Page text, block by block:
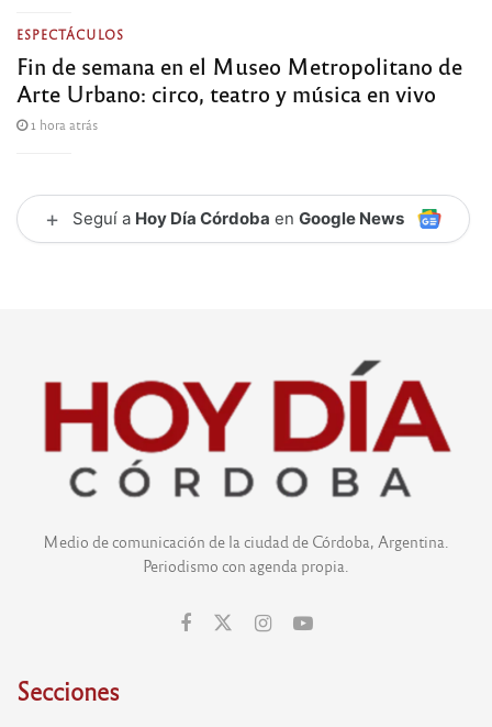
ESPECTÁCULOS
Fin de semana en el Museo Metropolitano de
Arte Urbano: circo, teatro y música en vivo
1 hora atrás
+ Seguí a Hoy Día Córdoba en Google News
Medio de comunicación de la ciudad de Córdoba, Argentina.
Periodismo con agenda propia.
Secciones